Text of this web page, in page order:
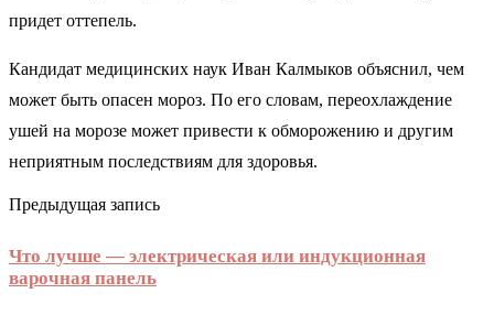
придет оттепель.
Кандидат медицинских наук Иван Калмыков объяснил, чем
может быть опасен мороз. По его словам, переохлаждение
ушей на морозе может привести к обморожению и другим
неприятным последствиям для здоровья.
Предыдущая запись
Что лучше — электрическая или индукционная
варочная панель